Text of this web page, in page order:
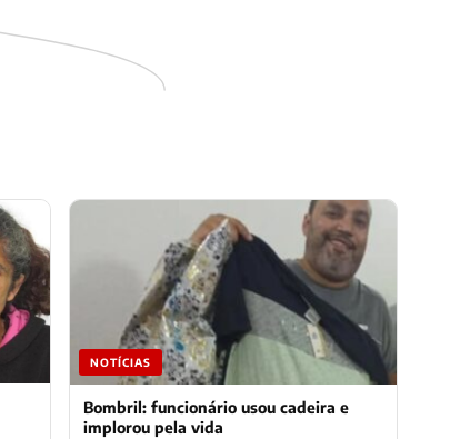
NOTÍCIAS
Bombril: funcionário usou cadeira e
implorou pela vida